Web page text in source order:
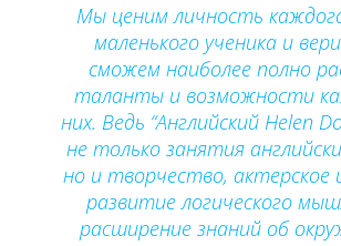
Мы ценим личность
маленького ученика и
сможем наиболее полно
таланты и возможности
них. Ведь “Английский Helen
не только занятия
но и творчество, актерское
развитие логического
расширение знаний об